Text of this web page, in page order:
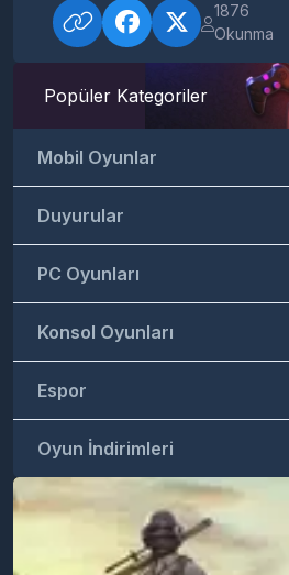
1876
Okunma
Popüler Kategoriler
Mobil Oyunlar
Duyurular
PC Oyunları
Konsol Oyunları
Espor
Oyun İndirimleri